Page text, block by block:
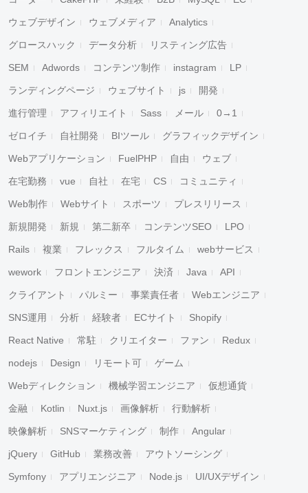
キャンセル 検索
ウェブデザイン ウェブメディア Analytics
グロースハック データ分析 リスティング広告
SEM Adwords コンテンツ制作 instagram LP
ランディングページ ウェブサイト js 開発
進行管理 アフィリエイト Sass メール 0→1
ゼロイチ 自社開発 BIツール グラフィックデザイン
Webアプリケーション FuelPHP 自由 ウェブ
在宅勤務 vue 自社 在宅 CS コミュニティ
Web制作 Webサイト スポーツ プレスリリース
新規開発 新規 第二新卒 コンテンツSEO LPO
Rails 複業 フレックス フルタイム webサービス
wework フロントエンジニア 決済 Java API
クライアント パルミー 事業責任者 Webエンジニア
SNS運用 分析 経験者 ECサイト Shopify
React Native 常駐 クリエイター ファン Redux
nodejs Design リモート可 ゲーム
Webディレクション 機械学習エンジニア 仮想通貨
金融 Kotlin Nuxt.js 画像解析 行動解析
映像解析 SNSマーケティング 制作 Angular
jQuery GitHub 業務改善 アウトソーシング
Symfony アプリエンジニア Node.js UI/UXデザイン